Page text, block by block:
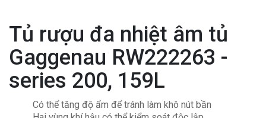
Tủ rượu đa nhiệt âm tủ
Gaggenau RW222263 -
series 200, 159L
Có thể tăng độ ẩm để tránh làm khô nút bần